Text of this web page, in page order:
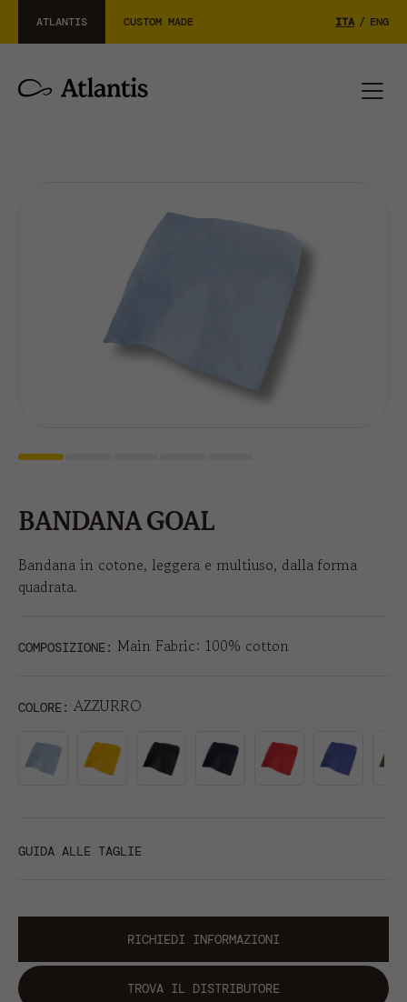
ATLANTIS CUSTOM MADE ITA / ENG
BANDANA GOAL
Bandana in cotone, leggera e multiuso, dalla forma
quadrata.
COMPOSIZIONE: Main Fabric: 100% cotton
COLORE AZZURRO
GUIDA ALLE TAGLIE
RICHIEDI INFORMAZIONI
TROVA IL DISTRIBUTORE